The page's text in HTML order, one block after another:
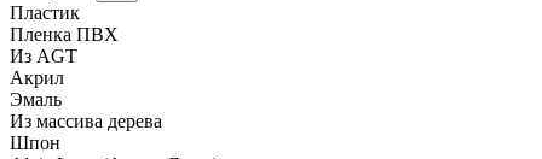
Пластик
Пленка ПВХ
Из AGT
Акрил
Эмаль
Из массива дерева
Шпон